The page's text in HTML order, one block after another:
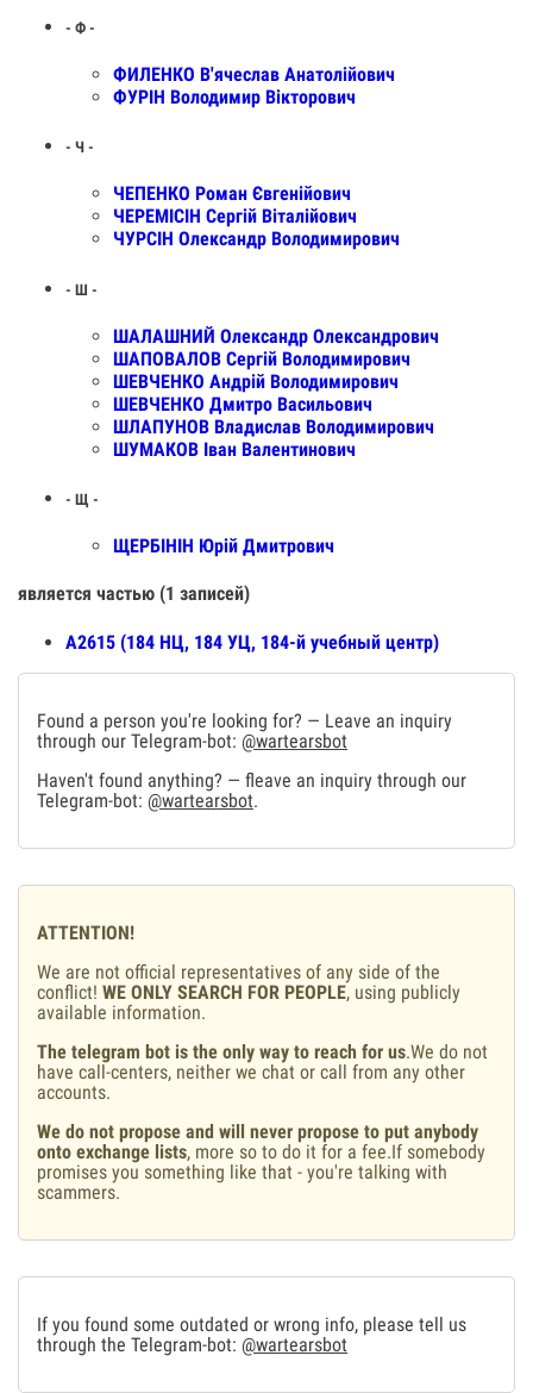
- Ф -
ФИЛЕНКО В'ячеслав Анатолійович
ФУРІН Володимир Вікторович
- Ч -
ЧЕПЕНКО Роман Євгенійович
ЧЕРЕМІСІН Сергій Віталійович
ЧУРСІН Олександр Володимирович
- Ш -
ШАЛАШНИЙ Олександр Олександрович
ШАПОВАЛОВ Сергій Володимирович
ШЕВЧЕНКО Андрій Володимирович
ШЕВЧЕНКО Дмитро Васильович
ШЛАПУНОВ Владислав Володимирович
ШУМАКОВ Іван Валентинович
- Щ -
ЩЕРБІНІН Юрій Дмитрович
является частью (1 записей)
А2615 (184 НЦ, 184 УЦ, 184-й учебный центр)
Found a person you're looking for? — Leave an inquiry
through our Telegram-bot: @wartearsbot
Haven't found anything? — fleave an inquiry through our
Telegram-bot: @wartearsbot.
ATTENTION!
We are not official representatives of any side of the
conflict! WE ONLY SEARCH FOR PEOPLE, using publicly
available information.
The telegram bot is the only way to reach for us.We do not
have call-centers, neither we chat or call from any other
accounts.
We do not propose and will never propose to put anybody
onto exchange lists, more so to do it for a fee.If somebody
promises you something like that - you're talking with
scammers.
If you found some outdated or wrong info, please tell us
through the Telegram-bot: @wartearsbot